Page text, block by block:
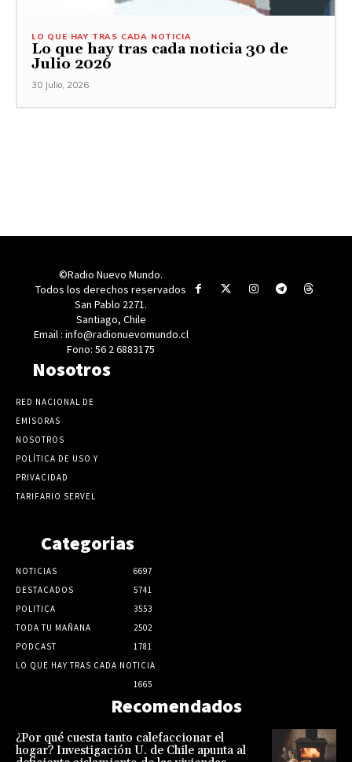
LO QUE HAY TRAS CADA NOTICIA
Lo que hay tras cada noticia 30 de
Julio 2026
30 Julio, 2026
©Radio Nuevo Mundo.
Todos los derechos reservados
San Pablo 2271.
Santiago, Chile
Email : info@radionuevomundo.cl
Fono: 56 2 6883175
Nosotros
RED NACIONAL DE
EMISORAS
NOSOTROS
POLÍTICA DE USO Y
PRIVACIDAD
TARIFARIO SERVEL
Categorias
NOTICIAS
6697
DESTACADOS
5741
POLITICA
3553
TODA TU MAÑANA
2502
PODCAST
1781
LO QUE HAY TRAS CADA NOTICIA
1665
Recomendados
¿Por qué cuesta tanto calefaccionar el
hogar? Investigación U. de Chile apunta al